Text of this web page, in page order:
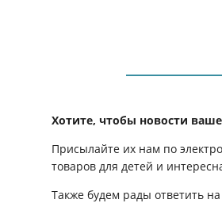
Хотите, чтобы новости
Присылайте их нам по
товаров для детей и
Также будем рады ответить